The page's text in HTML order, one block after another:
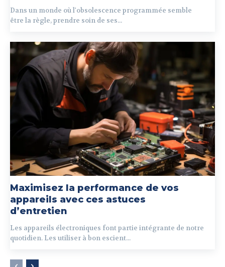
Dans un monde où l'obsolescence programmée semble
être la règle, prendre soin de ses...
Maximisez la performance de vos
appareils avec ces astuces
d’entretien
Les appareils électroniques font partie intégrante de notre
quotidien. Les utiliser à bon escient...